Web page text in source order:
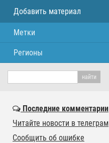
Добавить материал
Метки
Регионы
Последние комментарии
Читайте новости в телеграм
Сообщить об ошибке